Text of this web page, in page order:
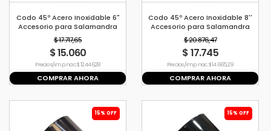
Codo 45º Acero Inoxidable 6"
Accesorio para Salamandra
Tromen
$ 17.717,65
$ 15.060
Precio s/imp. nac. $ 12.446,28
COMPRAR AHORA
Codo 45º Acero Inoxidable 8''
Accesorio para Salamandra
Tromen
$ 20.876,47
$ 17.745
Precio s/imp. nac. $ 14.665,29
COMPRAR AHORA
15% OFF 15% OFF